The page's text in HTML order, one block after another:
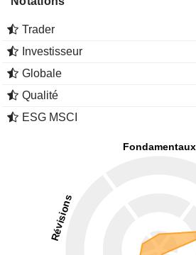
Trader
Investisseur
Globale
Qualité
ESG MSCI